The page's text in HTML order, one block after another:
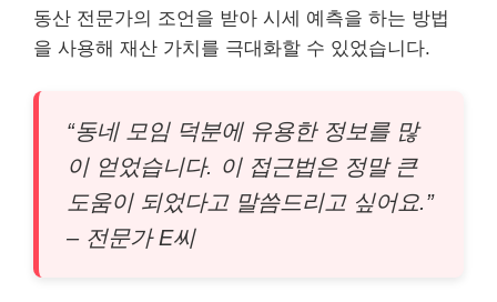
동산 전문가의 조언을 받아 시세 예측을 하는 방법
을 사용해 재산 가치를 극대화할 수 있었습니다.
“동네 모임 덕분에 유용한 정보를 많
이 얻었습니다. 이 접근법은 정말 큰
도움이 되었다고 말씀드리고 싶어요.”
– 전문가 E씨